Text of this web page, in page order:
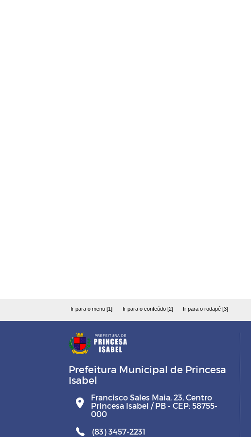
Ir para o menu [1] Ir para o conteúdo [2] Ir para o rodapé [3]
Prefeitura Municipal de Princesa
Isabel
Francisco Sales Maia, 23, Centro
Princesa Isabel / PB - CEP: 58755-
000
(83) 3457-2231